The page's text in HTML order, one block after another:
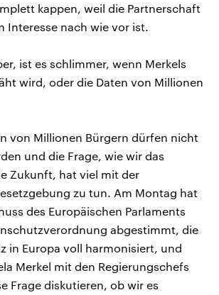
kappen, weil die Partnerschaft
Interesse nach wie vor ist.
ist es schlimmer, wenn Merkels
wird, oder die Daten von Millionen
von Millionen Bürgern dürfen nicht
und die Frage, wie wir das
Zukunft, hat viel mit der
zu tun. Am Montag hat
des Europäischen Parlaments
abgestimmt, die
in Europa voll harmonisiert, und
Merkel mit den Regierungschefs
Frage diskutieren, ob wir es